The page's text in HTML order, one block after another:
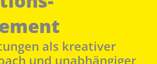
als kreativer
und unabhängiger